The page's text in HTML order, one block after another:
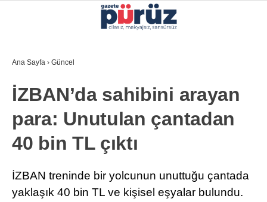
YEREL YÖNETIMLER
GÜNCEL
EKONOMI
SAĞLIK
Ana Sayfa › Güncel
İZBAN’da sahibini arayan
para: Unutulan çantadan
40 bin TL çıktı
İZBAN treninde bir yolcunun unuttuğu çantada
yaklaşık 40 bin TL ve kişisel eşyalar bulundu.